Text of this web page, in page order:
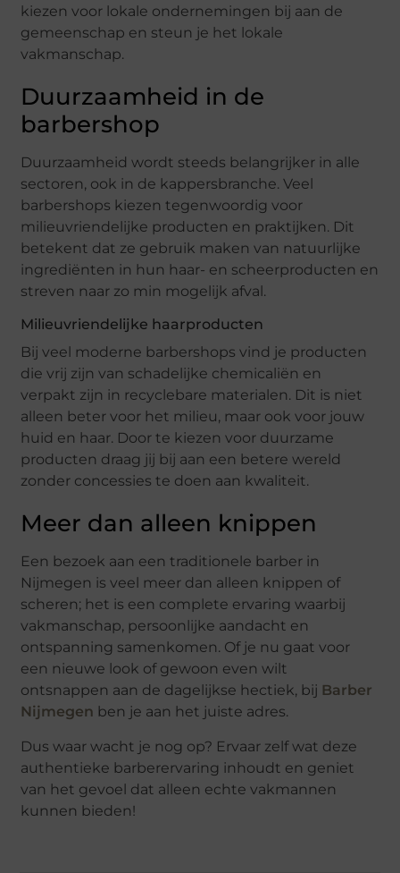
kiezen voor lokale ondernemingen bij aan de
gemeenschap en steun je het lokale
vakmanschap.
Duurzaamheid in de
barbershop
Duurzaamheid wordt steeds belangrijker in alle
sectoren, ook in de kappersbranche. Veel
barbershops kiezen tegenwoordig voor
milieuvriendelijke producten en praktijken. Dit
betekent dat ze gebruik maken van natuurlijke
ingrediënten in hun haar- en scheerproducten en
streven naar zo min mogelijk afval.
Milieuvriendelijke haarproducten
Bij veel moderne barbershops vind je producten
die vrij zijn van schadelijke chemicaliën en
verpakt zijn in recyclebare materialen. Dit is niet
alleen beter voor het milieu, maar ook voor jouw
huid en haar. Door te kiezen voor duurzame
producten draag jij bij aan een betere wereld
zonder concessies te doen aan kwaliteit.
Meer dan alleen knippen
Een bezoek aan een traditionele barber in
Nijmegen is veel meer dan alleen knippen of
scheren; het is een complete ervaring waarbij
vakmanschap, persoonlijke aandacht en
ontspanning samenkomen. Of je nu gaat voor
een nieuwe look of gewoon even wilt
ontsnappen aan de dagelijkse hectiek, bij Barber
Nijmegen ben je aan het juiste adres.
Dus waar wacht je nog op? Ervaar zelf wat deze
authentieke barberervaring inhoudt en geniet
van het gevoel dat alleen echte vakmannen
kunnen bieden!